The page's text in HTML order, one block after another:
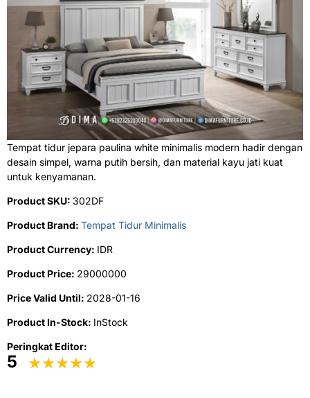
Tempat tidur jepara paulina white minimalis modern hadir dengan
desain simpel, warna putih bersih, dan material kayu jati kuat
untuk kenyamanan.
Product SKU: 302DF
Product Brand: Tempat Tidur Minimalis
Product Currency: IDR
Product Price: 29000000
Price Valid Until: 2028-01-16
Product In-Stock: InStock
Peringkat Editor:
5